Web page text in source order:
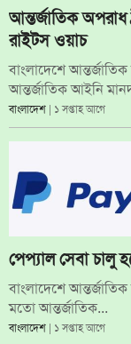
আন্তর্জাতিক অপরাধ
রাইটস ওয়াচ
বাংলাদেশে
আন্তর্জাতিক আইনি
বাংলাদেশ | ১ সপ্তাহ আগে
পেপ্যাল সেবা চালু
বাংলাদেশে
মতো আন্তর্জাতিক...
বাংলাদেশ | ১ সপ্তাহ আগে